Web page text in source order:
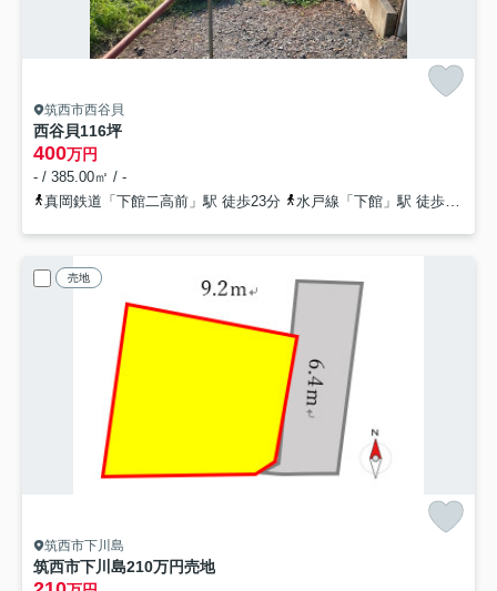
筑西市西谷貝
西谷貝116坪
400万円
- / 385.00㎡ / -
真岡鉄道「下館二高前」駅 徒歩23分
水戸線「下館」駅 徒歩27分
売地
筑西市下川島
筑西市下川島210万円売地